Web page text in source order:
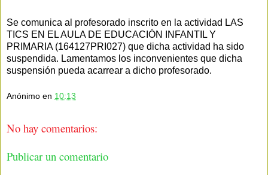
Se comunica al profesorado inscrito en la actividad LAS
TICS EN EL AULA DE EDUCACIÓN INFANTIL Y
PRIMARIA (164127PRI027) que dicha actividad ha sido
suspendida. Lamentamos los inconvenientes que dicha
suspensión pueda acarrear a dicho profesorado.
Anónimo en 10:13
No hay comentarios:
Publicar un comentario